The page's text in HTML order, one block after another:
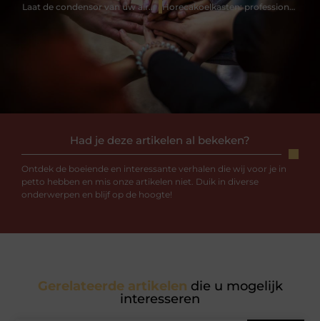
Had je deze artikelen al bekeken?
Ontdek de boeiende en interessante verhalen die wij voor je in
petto hebben en mis onze artikelen niet. Duik in diverse
onderwerpen en blijf op de hoogte!
Laat de condensor van uw airco regelmatig controleren door specialisten uit Noord-Brabant Horecakoelkasten: professionele horeca-apparatuur voor iedere setting
Gerelateerde artikelen die u mogelijk
interesseren